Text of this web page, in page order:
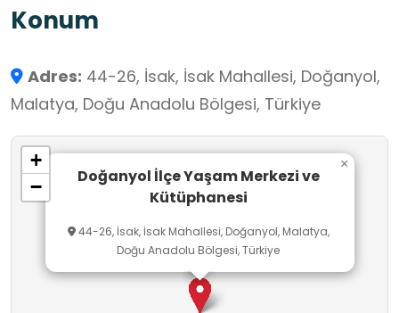
Konum
Adres: 44-26, İsak, İsak Mahallesi, Doğanyol,
Malatya, Doğu Anadolu Bölgesi, Türkiye
Doğanyol İlçe Yaşam Merkezi ve
Kütüphanesi
44-26, İsak, İsak Mahallesi, Doğanyol, Malatya,
Doğu Anadolu Bölgesi, Türkiye
×
+
−